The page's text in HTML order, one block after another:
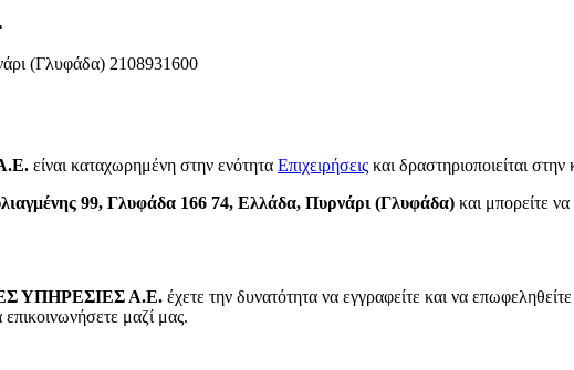
(Γλυφάδα) 2108931600
είναι καταχωρημένη στην ενότητα Επιχειρήσεις και δραστηριοποιείται στην
99, Γλυφάδα 166 74, Ελλάδα, Πυρνάρι (Γλυφάδα) και μπορείτε να
ΥΠΗΡΕΣΙΕΣ Α.Ε. έχετε την δυνατότητα να εγγραφείτε και να
μαζί μας.